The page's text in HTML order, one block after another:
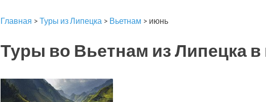
Главная > Туры из Липецка > Вьетнам > июнь
Туры во Вьетнам из Липецка